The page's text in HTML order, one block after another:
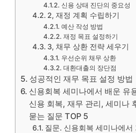
신용 상태 진단의 중요성
2, 재정 계획 수립하기
예산 작성 방법
재정 목표 설정하기
3, 채무 상환 전략 세우기
우선순위 채무 상환
대환대출의 장단점
성공적인 재무 목표 설정 방법
신용회복 세미나에서 배운 유
신용 회복, 재무 관리, 세미나
묻는 질문 TOP 5
질문. 신용회복 세미나에서